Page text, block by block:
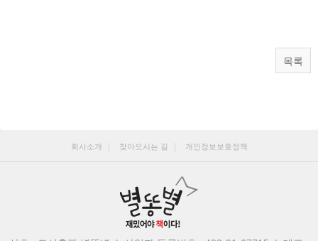
목록
회사소개 찾아오시는 길 개인정보보호정책